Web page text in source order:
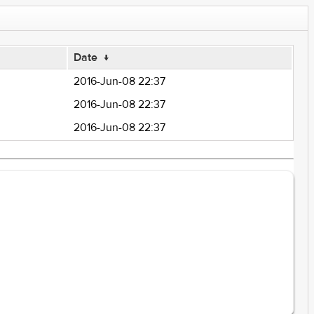
Date ↓
2016-Jun-08 22:37
2016-Jun-08 22:37
2016-Jun-08 22:37